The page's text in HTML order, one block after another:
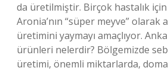
da üretilmiştir. Birçok hastalık
Aronia’nın “süper meyve” olarak
üretimini yaymayı amaçlıyor.
ürünleri nelerdir? Bölgemizde
üretimi, önemli miktarlarda,